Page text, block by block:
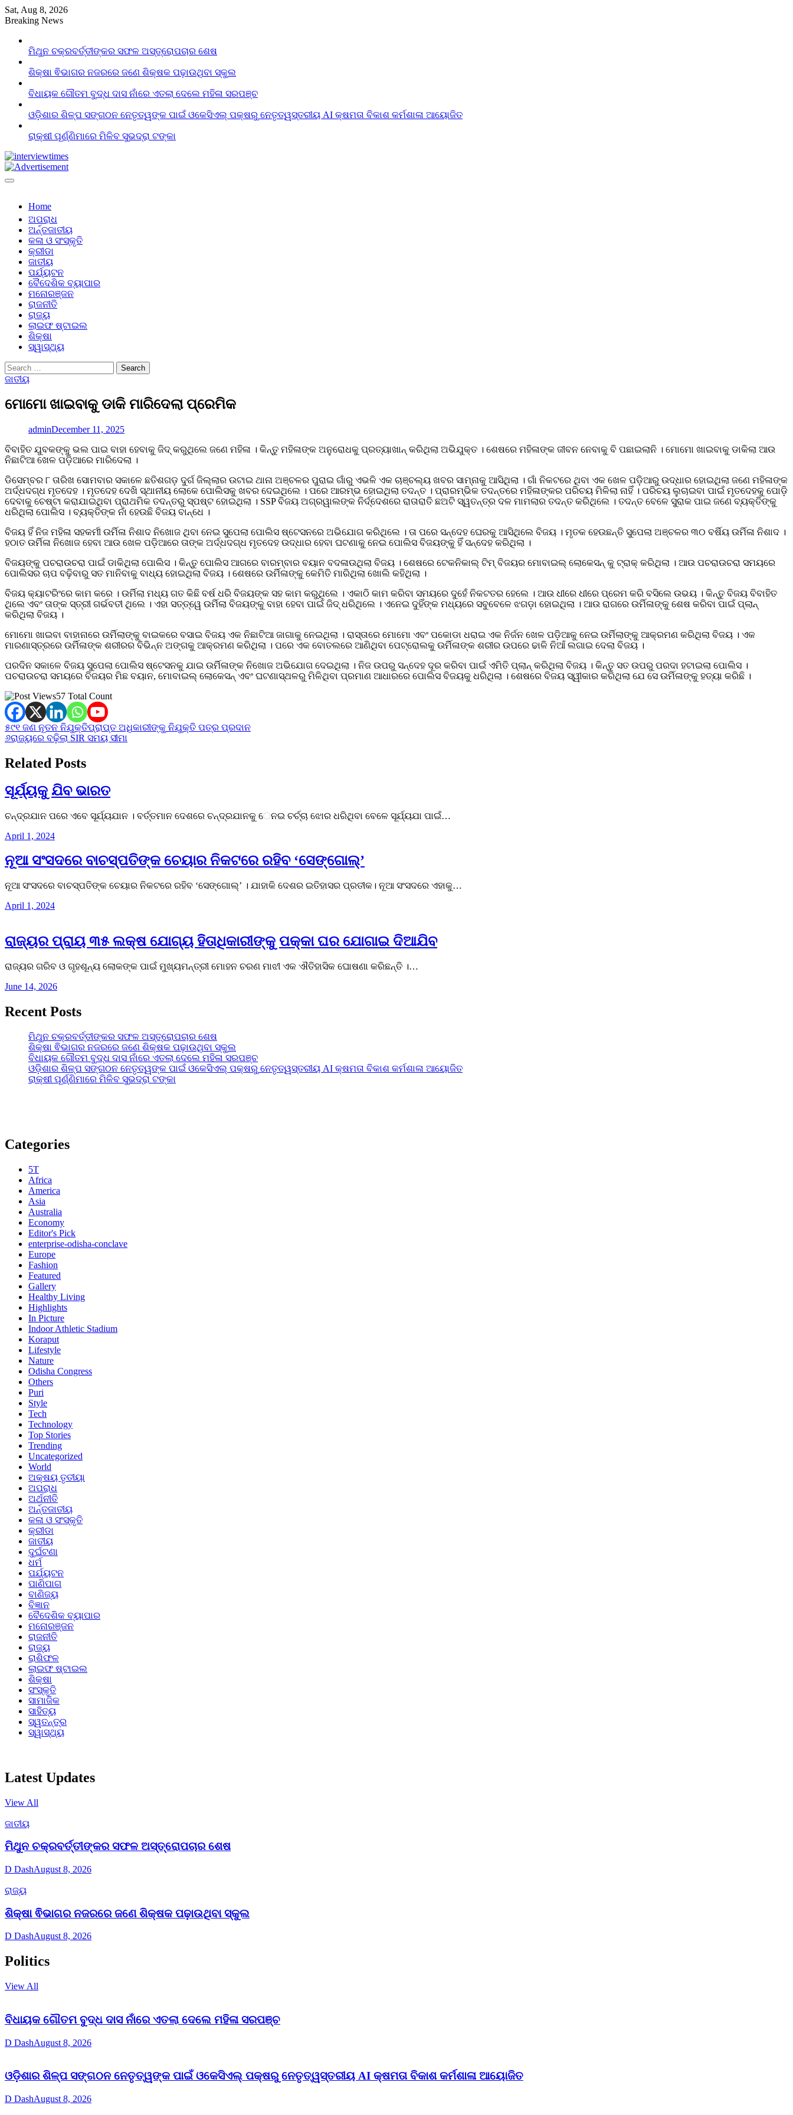
Skip
to
Sat, Aug 8, 2026
Breaking News
ମିଥୁନ ଚକ୍ରବର୍ତ୍ତୀଙ୍କର ସଫଳ ଅସ୍ତ୍ରୋପଚାର ଶେଷ
ଶିକ୍ଷା ଵିଭାଗର ନଜରରେ ଜଣେ ଶିକ୍ଷକ ପଢ଼ାଉଥିବା ସ୍କୁଲ
ବିଧାୟକ ଗୌତମ ବୁଦ୍ଧ ଦାସ ନାଁରେ ଏତଲା ଦେଲେ ମହିଳା ସରପଞ୍ଚ
ଓଡ଼ିଶାର ଶିଳ୍ପ ସଙ୍ଗଠନ ନେତୃତ୍ୱଙ୍କ ପାଇଁ ଓକେସିଏଲ୍ ପକ୍ଷରୁ ନେତୃତ୍ୱସ୍ତରୀୟ AI କ୍ଷମତା ବିକାଶ କର୍ମଶାଳା ଆୟୋଜିତ
ରାକ୍ଷୀ ପୂର୍ଣ୍ଣିମାରେ ମିଳିବ ସୁଭଦ୍ରା ଟଙ୍କା
Home
ଅପରାଧ
ଅର୍ନ୍ତଜାତୀୟ
କଳା ଓ ସଂସ୍କୃତି
କ୍ରୀଡା
ଜାତୀୟ
ପର୍ଯ୍ୟଟନ
ବୈଦେଶିକ ବ୍ୟାପାର
ମନୋରଞ୍ଜନ
ରାଜନୀତି
ରାଜ୍ୟ
ଲାଇଫ ଷ୍ଟାଇଲ
ଶିକ୍ଷା
ସ୍ୱାସ୍ଥ୍ୟ
Search
for:
ଜାତୀୟ
ମୋମୋ ଖାଇବାକୁ ଡାକି ମାରିଦେଲା ପ୍ରେମିକ
adminDecember 11, 2025
ବିବାହିତ ଯୁବକଙ୍କୁ ଭଲ ପାଇ ବାହା ହେବାକୁ ଜିଦ୍ କରୁଥିଲେ ଜଣେ ମହିଳା । କିନ୍ତୁ ମହିଳାଙ୍କ ଅନୁରୋଧକୁ ପ୍ରତ୍ୟାଖାନ୍ କରିଥିଲା ଅଭିଯୁକ୍ତ । ଶେଷରେ ମହିଳାଙ୍କ ଜୀବନ ନେବାକୁ ବି ପଛାଇଲାନି । ମୋମୋ ଖାଇବାକୁ ଡାକିଲା ଆଉ
ନିଛାଟିଆ ଖେଳ ପଡ଼ିଆରେ ମାରିଦେଲା ।
ଡିସେମ୍ବର ୮ ତାରିଖ ସୋମବାର ସକାଳେ ଛତିଶଗଡ଼ ଦୁର୍ଗ ଜିଲ୍ଲାର ଉଟାଇ ଥାନା ଅଞ୍ଚଳର ପୁରାଇ ଗାଁରୁ ଏଭଳି ଏକ ଚାଞ୍ଚଲ୍ୟ ଖବର ସାମ୍ନାକୁ ଆସିଥିଲା । ଗାଁ ନିକଟରେ ଥିବା ଏକ ଖେଳ ପଡ଼ିଆରୁ ଉଦ୍ଧାର ହୋଇଥିଲା ଜଣେ ମହିଳାଙ୍କ
ଅର୍ଦ୍ଧଦଗ୍ଧ ମୃତଦେହ । ମୃତଦେହ ଦେଖି ସ୍ଥାନୀୟ ଲୋକେ ପୋଲିସକୁ ଖବର ଦେଇଥିଲେ । ପରେ ଆରମ୍ଭ ହୋଇଥିଲା ତଦନ୍ତ । ପ୍ରାରମ୍ଭିକ ତଦନ୍ତରେ ମହିଳାଙ୍କର ପରିଚୟ ମିଳିଲା ନାହିଁ । ପରିଚୟ ଲୁଚାଇବା ପାଇଁ ମୃତଦେହକୁ ପୋଡ଼ି
ଦେବାକୁ ଚେଷ୍ଟା କରାଯାଇଥିବା ପ୍ରାଥମିକ ତଦନ୍ତରୁ ସ୍ପଷ୍ଟ ହୋଇଥିଲା । SSP ବିଜୟ ଅଗ୍ରୱାଲଙ୍କ ନିର୍ଦ୍ଦେଶରେ ରାତାରାତି ଛଅଟି ସ୍ୱତନ୍ତ୍ର ଦଳ ମାମଲାର ତଦନ୍ତ କରିଥିଲେ । ତଦନ୍ତ ବେଳେ ସୁରାକ ପାଇ ଜଣେ ବ୍ୟକ୍ତିଙ୍କୁ
ଧରିଥିଲା ପୋଲିସ । ବ୍ୟକ୍ତିଙ୍କ ନାଁ ହେଉଛି ବିଜୟ ବାନ୍ଧେ ।
ବିଜୟ ହିଁ ନିଜ ମହିଳା ସହକର୍ମୀ ଉର୍ମିଳା ନିଶାଦ ନିଖୋଜ ଥିବା ନେଇ ସୁପେଲା ପୋଲିସ ଷ୍ଟେସନରେ ଅଭିଯୋଗ କରିଥିଲେ । ତା ପରେ ସନ୍ଦେହ ଘେରକୁ ଆସିଥିଲେ ବିଜୟ । ମୃତକ ହେଉଛନ୍ତି ସୁପେଲା ଅଞ୍ଚଳର ୩୦ ବର୍ଷିୟ ଉର୍ମିଳା ନିଶାଦ ।
ହଠାତ ଉର୍ମିଳା ନିଖୋଜ ହେବା ଆଉ ଖେଳ ପଡ଼ିଆରେ ତାଙ୍କ ଅର୍ଦ୍ଧଦଗ୍ଧ ମୃତଦେହ ଉଦ୍ଧାର ହେବା ଘଟଣାକୁ ନେଇ ପୋଲିସ ବିଜୟଙ୍କୁ ହିଁ ସନ୍ଦେହ କରିଥିଲା ।
ବିଜୟଙ୍କୁ ପଚରାଉଚରା ପାଇଁ ଡାକିଥିଲା ପୋଲିସ । କିନ୍ତୁ ପୋଲିସ ଆଗରେ ବାରମ୍ବାର ବୟାନ ବଦଳାଉଥିଲା ବିଜୟ । ଶେଷରେ ଟେକନିକାଲ୍ ଟିମ୍ ବିଜୟର ମୋବାଇଲ୍ ଲୋକେସନ୍ କୁ ଟ୍ରାକ୍ କରିଥିଲା । ଆଉ ପଚରାଉଚରା ସମୟରେ
ପୋଲିସର ଚାପ ବଢ଼ିବାରୁ ସତ ମାନିବାକୁ ବାଧ୍ୟ ହୋଇଥିଲା ବିଜୟ । ଶେଷରେ ଉର୍ମିଳାଙ୍କୁ କେମିତି ମାରିଥିଲା ଖୋଲି କହିଥିଲା ।
ବିଜୟ କ୍ୟାଟରିଂରେ କାମ କରେ । ଉର୍ମିଲା ମଧ୍ୟ ଗତ କିଛି ବର୍ଷ ଧରି ବିଜୟଙ୍କ ସହ କାମ କରୁଥିଲେ । ଏକାଠି କାମ କରିବା ସମୟରେ ଦୁହେଁ ନିକଟତର ହେଲେ । ଆଉ ଧୀରେ ଧୀରେ ପ୍ରେମ କରି ବସିଲେ ଉଭୟ । କିନ୍ତୁ ବିଜୟ ବିବାହିତ
ଥିଲେ ଏବଂ ତାଙ୍କ ସ୍ତ୍ରୀ ଗର୍ଭବତୀ ଥିଲେ । ଏହା ସତ୍ତ୍ୱେ ଉର୍ମିଲା ବିଜୟଙ୍କୁ ବାହା ହେବା ପାଇଁ ଜିଦ୍ ଧରିଥିଲେ । ଏନେଇ ଦୁହିଁଙ୍କ ମଧ୍ୟରେ ସବୁବେଳେ ଝଗଡ଼ା ହୋଇଥିଲା । ଆଉ ରାଗରେ ଉର୍ମିଳାଙ୍କୁ ଶେଷ କରିବା ପାଇଁ ପ୍ଲାନ୍
କରିଥିଲା ବିଜୟ ।
ମୋମୋ ଖାଇବା ବାହାନାରେ ଉର୍ମିଲାଙ୍କୁ ବାଇକରେ ବସାଇ ବିଜୟ ଏକ ନିଛାଟିଆ ଜାଗାକୁ ନେଇଥିଲା । ରାସ୍ତାରେ ମୋମୋ ଏବଂ ପକୋଡା ଧରାଇ ଏକ ନିର୍ଜନ ଖେଳ ପଡ଼ିଆକୁ ନେଇ ଉର୍ମିଲାଙ୍କୁ ଆକ୍ରମଣ କରିଥିଲା ବିଜୟ । ଏକ
ମାରଣାସ୍ତ୍ରରେ ଉର୍ମିଳାଙ୍କ ଶରୀରର ବିଭିନ୍ନ ଅଙ୍ଗକୁ ଆକ୍ରମଣ କରିଥିଲା । ପରେ ଏକ ବୋତଲରେ ଆଣିଥିବା ପେଟ୍ରୋଲକୁ ଉର୍ମିଳାଙ୍କ ଶରୀର ଉପରେ ଢାଳି ନିଆଁ ଲଗାଇ ଦେଲା ବିଜୟ ।
ପରଦିନ ସକାଳେ ବିଜୟ ସୁପେଲା ପୋଲିସ ଷ୍ଟେସନକୁ ଯାଇ ଉର୍ମିଳାଙ୍କ ନିଖୋଜ ଅଭିଯୋଗ ଦେଇଥିଲା । ନିଜ ଉପରୁ ସନ୍ଦେହ ଦୂର କରିବା ପାଇଁ ଏମିତି ପ୍ଲାନ୍ କରିଥିଲା ବିଜୟ । କିନ୍ତୁ ସତ ଉପରୁ ପରଦା ହଟାଇଲା ପୋଲିସ ।
ପଚରାଉଚରା ସମୟରେ ବିଜୟର ମିଛ ବୟାନ, ମୋବାଇଲ୍ ଲୋକେସନ୍ ଏବଂ ଘଟଣାସ୍ଥଳରୁ ମିଳିଥିବା ପ୍ରମାଣ ଆଧାରରେ ପୋଲିସ ବିଜୟକୁ ଧରିଥିଲା । ଶେଷରେ ବିଜୟ ସ୍ୱୀକାର କରିଥିଲା ଯେ ସେ ଉର୍ମିଳାଙ୍କୁ ହତ୍ୟା କରିଛି ।
57 Total Count
Post
navigation
୫୯୧ ଜଣ ନୂତନ ନିଯୁକ୍ତିପ୍ରାପ୍ତ ଅଧିକାରୀଙ୍କୁ ନିଯୁକ୍ତି ପତ୍ର ପ୍ରଦାନ
୬ରାଜ୍ୟରେ ବଢ଼ିଲା SIR ସମୟ ସୀମା
Related Posts
ସୂର୍ଯ୍ୟକୁ ଯିବ ଭାରତ
ଚନ୍ଦ୍ରଯାନ ପରେ ଏବେ ସୂର୍ଯ୍ୟଯାନ । ବର୍ତ୍ତମାନ ଦେଶରେ ଚନ୍ଦ୍ରଯାନକୁ େନଇ ଚର୍ଚ୍ଚା ଝୋର ଧରିଥିବା ବେଳେ ସୂର୍ଯ୍ୟଯା ପାଇଁ…
April 1, 2024
ନୂଆ ସଂସଦରେ ବାଚସ୍ପତିଙ୍କ ଚେୟାର ନିକଟରେ ରହିବ ‘ସେଙ୍ଗୋଲ୍’
ନୂଆ ସଂସଦରେ ବାଚସ୍ପତିଙ୍କ ଚେୟାର ନିକଟରେ ରହିବ ‘ସେଙ୍ଗୋଲ୍’ । ଯାହାକି ଦେଶର ଇତିହାସର ପ୍ରତୀକ। ନୂଆ ସଂସଦରେ ଏହାକୁ…
April 1, 2024
ରାଜ୍ୟର ପ୍ରାୟ ୩୫ ଲକ୍ଷ ଯୋଗ୍ୟ ହିତାଧିକାରୀଙ୍କୁ ପକ୍କା ଘର ଯୋଗାଇ ଦିଆଯିବ
ରାଜ୍ୟର ଗରିବ ଓ ଗୃହଶୂନ୍ୟ ଲୋକଙ୍କ ପାଇଁ ମୁଖ୍ୟମନ୍ତ୍ରୀ ମୋହନ ଚରଣ ମାଝୀ ଏକ ଐତିହାସିକ ଘୋଷଣା କରିଛନ୍ତି ।…
June 14, 2026
Recent Posts
ମିଥୁନ ଚକ୍ରବର୍ତ୍ତୀଙ୍କର ସଫଳ ଅସ୍ତ୍ରୋପଚାର ଶେଷ
ଶିକ୍ଷା ଵିଭାଗର ନଜରରେ ଜଣେ ଶିକ୍ଷକ ପଢ଼ାଉଥିବା ସ୍କୁଲ
ବିଧାୟକ ଗୌତମ ବୁଦ୍ଧ ଦାସ ନାଁରେ ଏତଲା ଦେଲେ ମହିଳା ସରପଞ୍ଚ
ଓଡ଼ିଶାର ଶିଳ୍ପ ସଙ୍ଗଠନ ନେତୃତ୍ୱଙ୍କ ପାଇଁ ଓକେସିଏଲ୍ ପକ୍ଷରୁ ନେତୃତ୍ୱସ୍ତରୀୟ AI କ୍ଷମତା ବିକାଶ କର୍ମଶାଳା ଆୟୋଜିତ
ରାକ୍ଷୀ ପୂର୍ଣ୍ଣିମାରେ ମିଳିବ ସୁଭଦ୍ରା ଟଙ୍କା
Categories
5T
Africa
America
Asia
Australia
Economy
Editor's Pick
enterprise-odisha-conclave
Europe
Fashion
Featured
Gallery
Healthy Living
Highlights
In Picture
Indoor Athletic Stadium
Koraput
Lifestyle
Nature
Odisha Congress
Others
Puri
Style
Tech
Technology
Top Stories
Trending
Uncategorized
World
ଅକ୍ଷୟ ତୃତୀୟା
ଅପରାଧ
ଅର୍ଥନୀତି
ଅର୍ନ୍ତଜାତୀୟ
କଳା ଓ ସଂସ୍କୃତି
କ୍ରୀଡା
ଜାତୀୟ
ଦୁର୍ଘଟଣା
ଧର୍ମ
ପର୍ଯ୍ୟଟନ
ପାଣିପାଗ
ବାଣିଜ୍ୟ
ବିଜ୍ଞାନ
ବୈଦେଶିକ ବ୍ୟାପାର
ମନୋରଞ୍ଜନ
ରାଜନୀତି
ରାଜ୍ୟ
ରାଶିଫଳ
ଲାଇଫ ଷ୍ଟାଇଲ
ଶିକ୍ଷା
ସଂସ୍କୃତି
ସାମାଜିକ
ସାହିତ୍ୟ
ସ୍ୱତନ୍ତ୍ର
ସ୍ୱାସ୍ଥ୍ୟ
Latest Updates
View All
ଜାତୀୟ
ମିଥୁନ ଚକ୍ରବର୍ତ୍ତୀଙ୍କର ସଫଳ ଅସ୍ତ୍ରୋପଚାର ଶେଷ
D DashAugust 8, 2026
ରାଜ୍ୟ
ଶିକ୍ଷା ଵିଭାଗର ନଜରରେ ଜଣେ ଶିକ୍ଷକ ପଢ଼ାଉଥିବା ସ୍କୁଲ
D DashAugust 8, 2026
Politics
View All
ବିଧାୟକ ଗୌତମ ବୁଦ୍ଧ ଦାସ ନାଁରେ ଏତଲା ଦେଲେ ମହିଳା ସରପଞ୍ଚ
D DashAugust 8, 2026
ଓଡ଼ିଶାର ଶିଳ୍ପ ସଙ୍ଗଠନ ନେତୃତ୍ୱଙ୍କ ପାଇଁ ଓକେସିଏଲ୍ ପକ୍ଷରୁ ନେତୃତ୍ୱସ୍ତରୀୟ AI କ୍ଷମତା ବିକାଶ କର୍ମଶାଳା ଆୟୋଜିତ
D DashAugust 8, 2026